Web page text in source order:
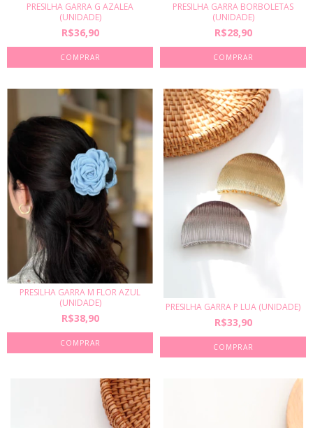
PRESILHA GARRA G AZALEA
(UNIDADE)
R$36,90
COMPRAR
PRESILHA GARRA BORBOLETAS
(UNIDADE)
R$28,90
PRESILHA GARRA M FLOR AZUL
(UNIDADE)
R$38,90
PRESILHA GARRA P LUA (UNIDADE)
R$33,90
COMPRAR